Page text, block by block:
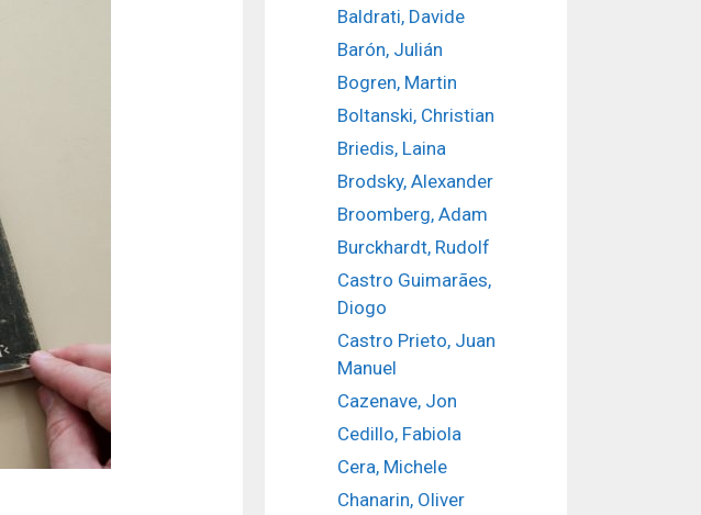
Baldrati, Davide
Barón, Julián
Bogren, Martin
Boltanski, Christian
Briedis, Laina
Brodsky, Alexander
Broomberg, Adam
Burckhardt, Rudolf
Castro Guimarães,
Diogo
Castro Prieto, Juan
Manuel
Cazenave, Jon
Cedillo, Fabiola
Cera, Michele
Chanarin, Oliver